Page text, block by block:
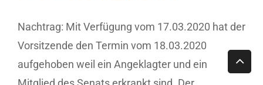
Nachtrag: Mit Verfügung vom 17.03.2020 hat der
Vorsitzende den Termin vom 18.03.2020
aufgehoben weil ein Angeklagter und ein